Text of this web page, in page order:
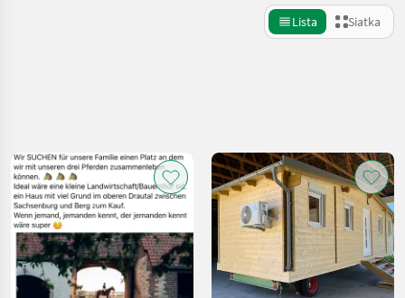
Lista Siatka
Kategoria 3 Kraj Filtry
AKTUALNA
ŚCIEŻKA
rynek
nieruchomości
Zresetuj
537
wyników